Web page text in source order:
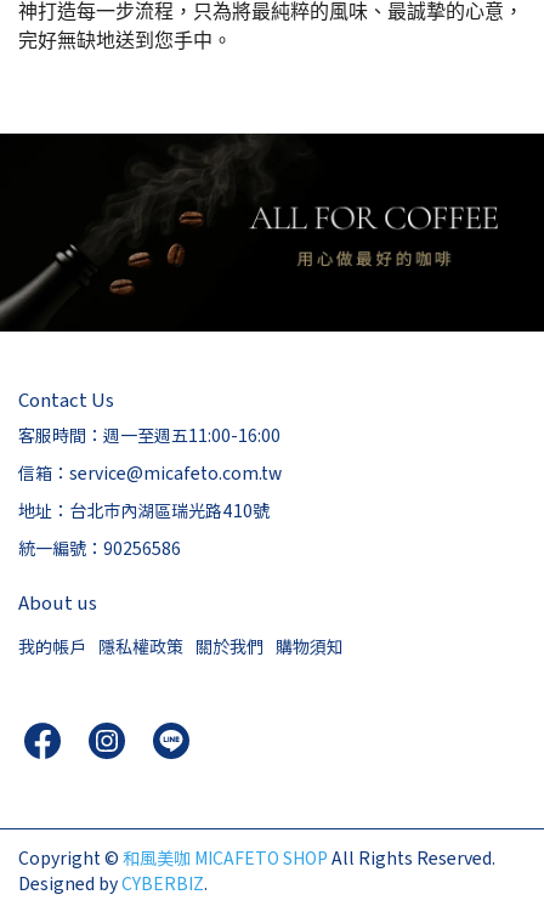
神打造每一步流程，只為將最純粹的風味、最誠摯的心意，
完好無缺地送到您手中。
Contact Us
客服時間：週一至週五11:00-16:00
信箱：service@micafeto.com.tw
地址：台北市內湖區瑞光路410號
統一編號：90256586
About us
我的帳戶 隱私權政策 關於我們 購物須知
Copyright © 和風美咖 MICAFETO SHOP All Rights Reserved.
Designed byCYBERBIZ.